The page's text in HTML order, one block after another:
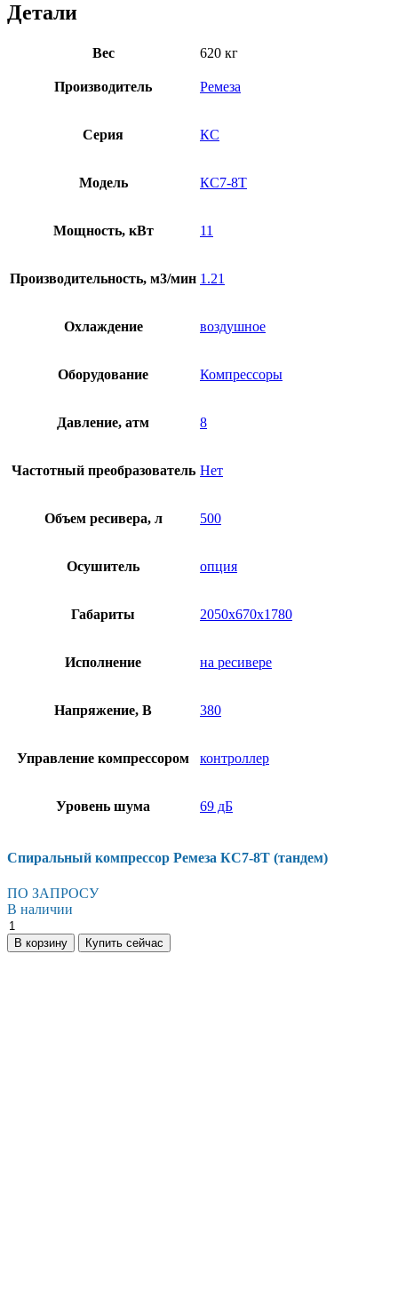
Детали
Вес 620 кг
Производитель Ремеза
Серия КС
Модель КС7-8Т
Мощность, кВт 11
Производительность, м3/мин 1.21
Охлаждение воздушное
Оборудование Компрессоры
Давление, атм 8
Частотный преобразователь Нет
Объем ресивера, л 500
Осушитель опция
Габариты 2050х670х1780
Исполнение на ресивере
Напряжение, В 380
Управление компрессором контроллер
Уровень шума 69 дБ
Спиральный компрессор Ремеза КС7-8Т (тандем)
ПО ЗАПРОСУ
В наличии
В корзину Купить сейчас